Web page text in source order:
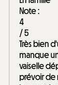
Note :
4
/ 5
Très bien
manque
vaiselle
prévoir de